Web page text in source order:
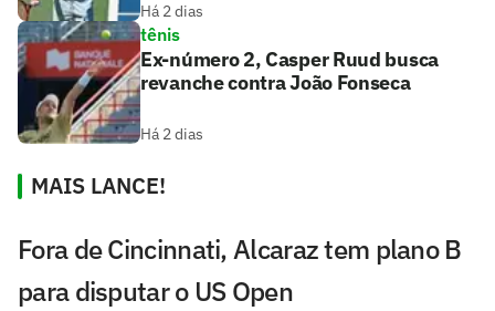
Há 2 dias
tênis
Ex-número 2, Casper Ruud busca
revanche contra João Fonseca
Há 2 dias
MAIS LANCE!
Fora de Cincinnati, Alcaraz tem plano B
para disputar o US Open